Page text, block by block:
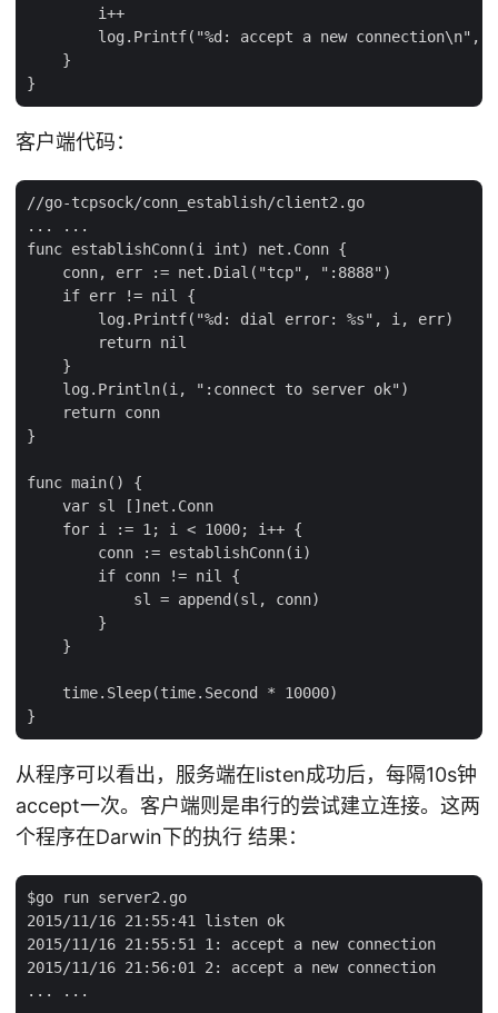
        i++
log.Printf("%d: accept a new connection\n",
    }
客户端代码：
//go-tcpsock/conn_establish/client2.go
... ...
func establishConn(i int) net.Conn {
    conn, err := net.Dial("tcp", ":8888")
    if err != nil {
        log.Printf("%d: dial error: %s", i, err)
        return nil
    }
    log.Println(i, ":connect to server ok")
    return conn
}
func main() {
    var sl []net.Conn
    for i := 1; i < 1000; i++ {
        conn := establishConn(i)
        if conn != nil {
            sl = append(sl, conn)
        }
    }
    time.Sleep(time.Second * 10000)
从程序可以看出，服务端在listen成功后，每隔10s钟
accept一次。客户端则是串行的尝试建立连接。这两
个程序在Darwin下的执行 结果：
$go run server2.go
2015/11/16 21:55:41 listen ok
2015/11/16 21:55:51 1: accept a new connection
2015/11/16 21:56:01 2: accept a new connection
... ...